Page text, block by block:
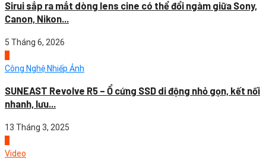
Sirui sắp ra mắt dòng lens cine có thể đổi ngàm giữa Sony,
Canon, Nikon...
5 Tháng 6, 2026
Công Nghệ Nhiếp Ảnh
SUNEAST Revolve R5 – Ổ cứng SSD di động nhỏ gọn, kết nối
nhanh, lưu...
13 Tháng 3, 2025
Video